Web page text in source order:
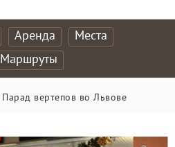
Аренда
Места
Маршруты
Парад вертепов во Львове